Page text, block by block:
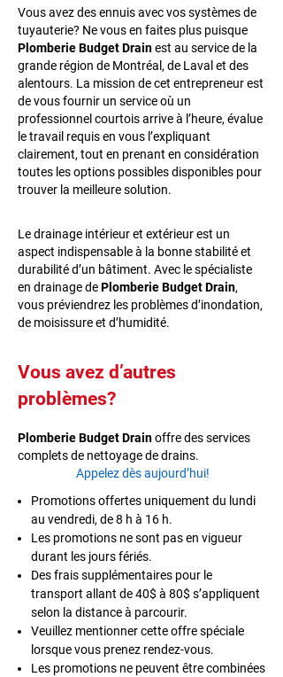
Vous avez des ennuis avec vos systèmes de
tuyauterie? Ne vous en faites plus puisque
Plomberie Budget Drainest au service de la
grande région de Montréal, de Laval et des
alentours. La mission de cet entrepreneur est
de vous fournir un service où un
professionnel courtois arrive à l’heure, évalue
le travail requis en vous l’expliquant
clairement, tout en prenant en considération
toutes les options possibles disponibles pour
trouver la meilleure solution.
Le drainage intérieur et extérieur est un
aspect indispensable à la bonne stabilité et
durabilité d’un bâtiment. Avec le spécialiste
en drainage dePlomberie Budget Drain,
vous préviendrez les problèmes d’inondation,
de moisissure et d’humidité.
Vous avez d’autres
problèmes?
Plomberie Budget Drainoffre des services
complets de nettoyage de drains.
Appelez dès aujourd’hui!
Promotions offertes uniquement du lundi
au vendredi, de 8 h à 16 h.
Les promotions ne sont pas en vigueur
durant les jours fériés.
Des frais supplémentaires pour le
transport allant de 40$ à 80$ s’appliquent
selon la distance à parcourir.
Veuillez mentionner cette offre spéciale
lorsque vous prenez rendez-vous.
Les promotions ne peuvent être combinées